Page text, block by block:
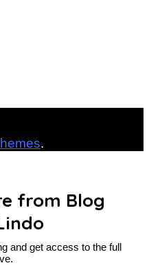
.
from Blog
and get access to the full